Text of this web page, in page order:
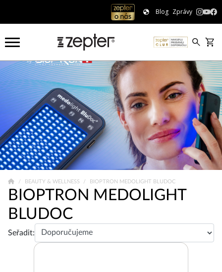
Blog Zprávy
BEAUTY & WELLNESS BIOPTRON MEDOLIGHT BLUDOC
BIOPTRON MEDOLIGHT
BLUDOC
Seřadit: